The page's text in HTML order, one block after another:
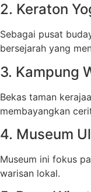
2. Keraton
Sebagai pusat
bersejarah yang
3. Kampung
Bekas taman
membayangkan
4. Museum
Museum ini fokus
warisan lokal.